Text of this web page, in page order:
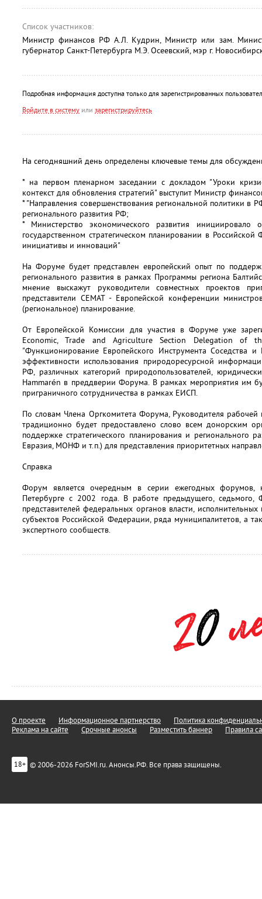
Список участников:
Министр финансов РФ А.Л. Кудрин, Министр или зам.
губернатор Санкт-Петербурга М.Э. Осеевский, мэр г.
Подробная информация доступна только для зарегистрированных
Войдите в систему или зарегистрируйтесь
На сегодняшний день определены ключевые темы для
* на первом пленарном заседании c докладом "Уроки
контекст для обновления стратегий" выступит Министр
* "Направления совершенствования региональной политики в
регионального развития РФ;
* Министерство экономического развития инициировало
государственном стратегическом планировании в
инициативы и инноваций"
На Форуме будет представлен европейский опыт по
регионального развития в рамках Программы региона
мнение выскажут руководители совместных проектов
представители CEMAT - Европейской конференции
(региональное) планирование.
От Европейской Комиссии для участия в Форуме уже
Economic, Trade and Agriculture Section Delegation of
"Функционирование Европейского Инструмента Соседства и
эффективности использования природоресурсной
РФ, различных категорий природопользователей,
Hammarén в преддверии Форума. В рамках мероприятия им
приграничного сотрудничества в рамках ЕИСП.
По словам Члена Оргкомитета Форума, Руководителя
традиционно будет предоставлено слово всем донорским
поддержке стратегического планирования и регионального
Евразия, МОНФ и т.п.) для представления приоритетных
Справка
Форум является очередным в серии ежегодных форумов,
Петербурге с 2002 года. В работе предыдущего,
представителей федеральных органов власти,
субъектов Российской Федерации, ряда муниципалитетов, а
экспертного сообществ.
О проекте Информационное партнерство
Политика
Реклама на сайте
Срочные анонсы Разместить баннер Правила
18+ © 2006-2026 ForSMI.ru. Анонсы.РФ. Все права защищены.